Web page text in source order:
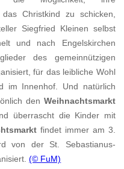
Christkind zu schicken,
Siegfried Kleinen selbst
und nach Engelskirchen
des gemeinnützigen
für das leibliche Wohl
im Innenhof. Und natürlich
den Weihnachtsmarkt
überrascht die Kinder mit
findet immer am 3.
von der St. Sebastianus-
(© FuM)